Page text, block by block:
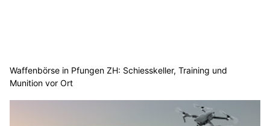
Waffenbörse in Pfungen ZH: Schiesskeller, Training und
Munition vor Ort